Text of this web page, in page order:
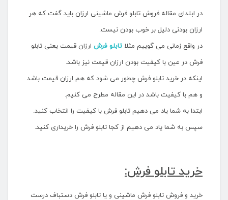
در ابتدای مقاله فروش تابلو فرش ماشینی ارزان باید گفت که هر
ارزان بودنی دلیل بر خوب بودن نیست.
در واقع زمانی می گوییم مثلا تابلو فرش ارزان قیمت یعنی تابلو
فرش در عین با کیفیت بودن ارزان قیمت نیز باشد.
اینکه در خرید تابلو فرش چطور می شود که هم ارزان قیمت باشد
و هم با کیفیت باشد در این مقاله مطرح می کنیم.
ابتدا به شما یاد می دهیم تابلو فرش با کیفیت را انتخاب کنید.
سپس به شما یاد می دهیم از کجا تابلو فرش را خریداری کنید.
خرید تابلو فرش:
خرید و فروش تابلو فرش ماشینی و یا تابلو فرش دستباف درست